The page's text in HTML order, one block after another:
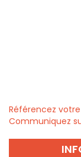
Référencez
Communiquez